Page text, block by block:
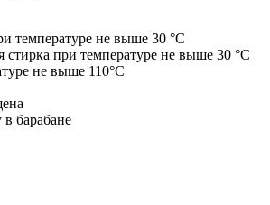
температуре не выше 30 °C
стирка при температуре не выше 30 °C
не выше 110°C
барабане